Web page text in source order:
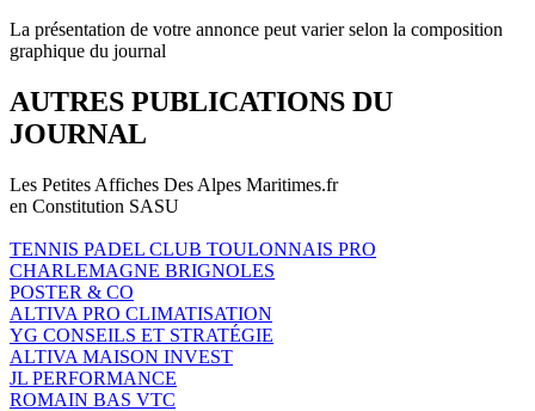
La présentation de votre annonce peut varier selon la composition
graphique du journal
AUTRES PUBLICATIONS DU
JOURNAL
Les Petites Affiches Des Alpes Maritimes.fr
en Constitution SASU
TENNIS PADEL CLUB TOULONNAIS PRO
CHARLEMAGNE BRIGNOLES
POSTER & CO
ALTIVA PRO CLIMATISATION
YG CONSEILS ET STRATÉGIE
ALTIVA MAISON INVEST
JL PERFORMANCE
ROMAIN BAS VTC